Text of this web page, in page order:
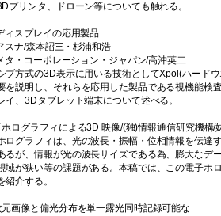
プリンタ、ドローン等についても触れる。
ィスプレイの応用製品
スナ/森本詔三・杉浦和浩
タ・コーポレーション・ジャパン/高沖英二
ブ方式の3D表示に用いる技術としてXpol(ハード
を説明し、それらを応用した製品である視機能検
イ、3Dタブレット端末について述べる。
ホログラフィによる3D 映像/(独)情報通信研究機構/
ログラフィは、光の波長・振幅・位相情報を伝達
るが、情報が光の波長サイズである為、膨大なデ
域が狭い等の課題がある。本稿では、この電子ホ
紹介する。
元画像と偏光分布を単一露光同時記録可能な